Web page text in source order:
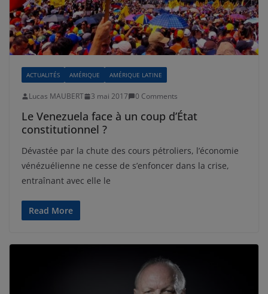
ACTUALITÉS AMÉRIQUE AMÉRIQUE LATINE
Lucas MAUBERT 3 mai 2017 0 Comments
Le Venezuela face à un coup d’État
constitutionnel ?
Dévastée par la chute des cours pétroliers, l’économie
vénézuélienne ne cesse de s’enfoncer dans la crise,
entraînant avec elle le
Read More